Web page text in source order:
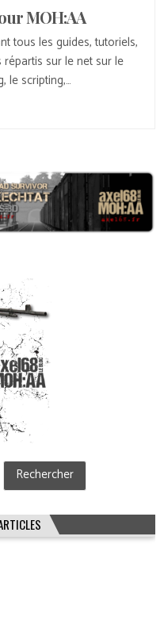
MOH:AA
tous les guides, tutoriels,
sur le net sur le
le scripting,…
Rechercher